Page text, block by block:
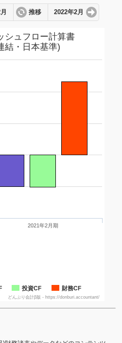
推移 2022年2月
シュフロー計算書
結・日本基準)
投資CF 財務CF
2021年2月期
どんぶり会計β版 - https://donburi.accountant/